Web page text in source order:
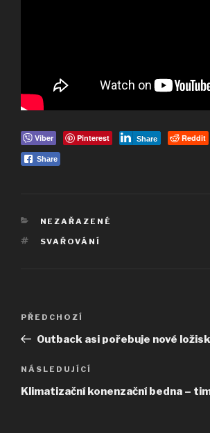
Viber Pinterest Share Reddit
Share
RUBRIKY
NEZAŘAZENÉ
ŠTÍTKY
SVAŘOVÁNÍ
Navigace
příspěvek
Předchozí
příspěvek
PŘEDCHOZÍ
Outback asi pořebuje nové
Následující
příspěvek
NÁSLEDUJÍCÍ
Klimatizační konenzační bedna –